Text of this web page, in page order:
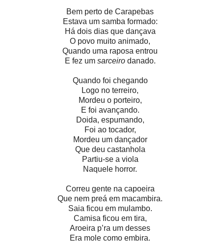
Bem perto de Carapebas
Estava um samba formado:
Há dois dias que dançava
O povo muito animado,
Quando uma raposa entrou
E fez um sarceirodanado.
Quando foi chegando
Logo no terreiro,
Mordeu o porteiro,
E foi avançando.
Doida, espumando,
Foi ao tocador,
Mordeu um dançador
Que deu castanhola
Partiu-se a viola
Naquele horror.
Correu gente na capoeira
Que nem preá em macambira.
Saia ficou em mulambo.
Camisa ficou em tira,
Aroeira p’ra um desses
Era mole como embira.